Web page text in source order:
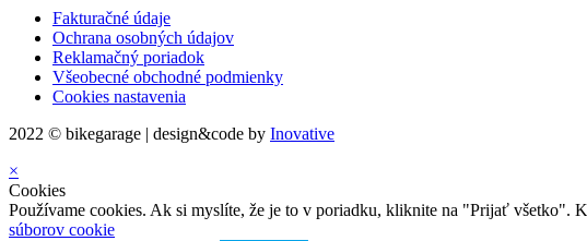
Fakturačné údaje
Ochrana osobných údajov
Reklamačný poriadok
Všeobecné obchodné podmienky
Cookies nastavenia
2022 © bikegarage | design&code by Inovative
×
Cookies
Používame cookies. Ak si myslíte, že je to v poriadku, kliknite na "Prijať
súborov cookie